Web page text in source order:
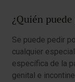
¿Quién
Se puede pedir
cualquier
específica de la
genital e